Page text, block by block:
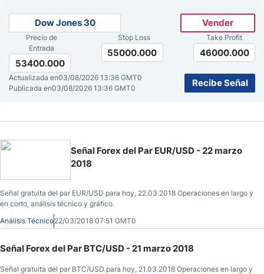
Dow Jones 30 Vender
Precio de
Entrada
53400.000
Stop Loss
55000.000
Take Profit
46000.000
Actualizada en03/08/2026 13:36 GMT0
Publicada en03/08/2026 13:36 GMT0 Recibe Señal
Señal Forex del Par EUR/USD - 22 marzo
2018
Señal gratuita del par EUR/USD para hoy, 22.03.2018 Operaciones en largo y
en corto, análisis técnico y gráfico.
Análisis Técnico22/03/2018 07:51 GMT0
Señal Forex del Par BTC/USD - 21 marzo 2018
Señal gratuita del par BTC/USD para hoy, 21.03.2018 Operaciones en largo y